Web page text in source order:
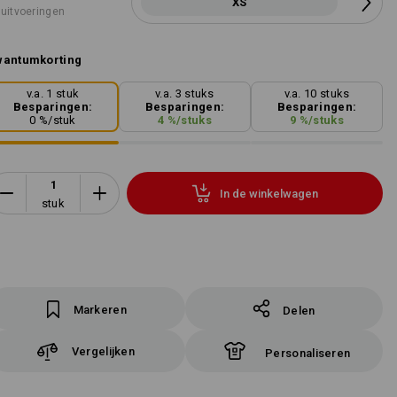
v.a. 1 stuk
Besparingen:
0 %/stuk
v.a. 3 stuks
Besparingen:
4 %/stuks
v.a. 10 stuks
Besparingen:
9 %/stuks
stuk
In de winkelwagen
Markeren Delen
Vergelijken Personaliseren